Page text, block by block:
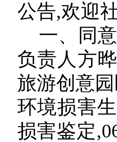
公告,欢迎
一、
同
负责人 方
旅游创意
环境损害
损害鉴定